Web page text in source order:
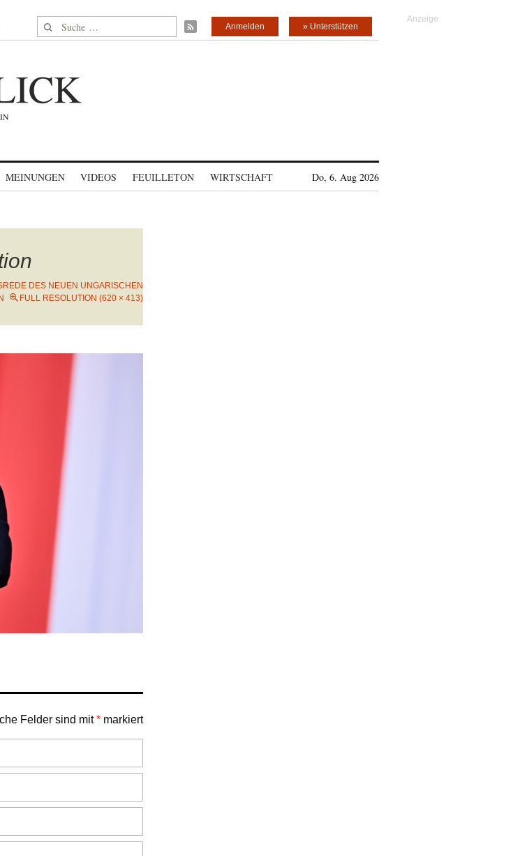
Suche nach: » Unterstützen
Anmelden
MEINUNGEN VIDEOS FEUILLETON WIRTSCHAFT Do, 6. Aug 2026
DES NEUEN UNGARISCHEN
FULL RESOLUTION (620 × 413)
Felder sind mit* markiert